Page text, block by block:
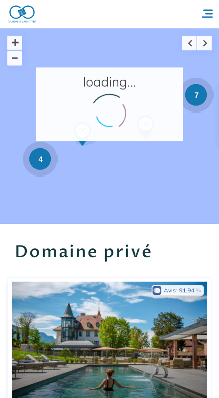
Accueil
Réserver un séjour
Nos adresses en France
Nos collections
7
4
loading...
Domaine privé
Avis: 91.94